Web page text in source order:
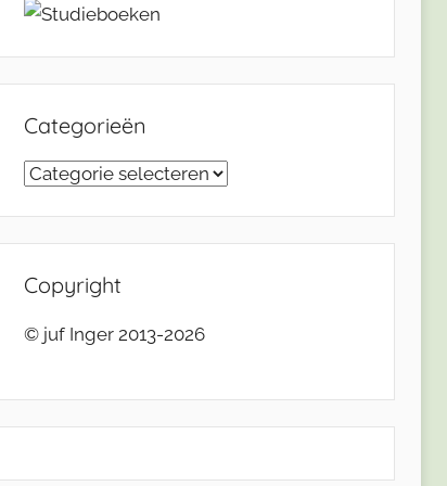
Categorieën
Categorieën
Copyright
© juf Inger 2013-2026